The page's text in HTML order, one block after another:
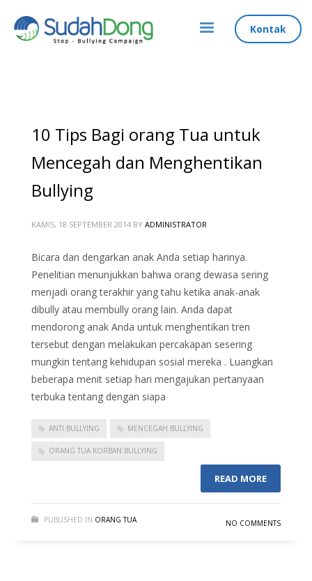
Kontak
10 Tips Bagi orang Tua untuk
Mencegah dan Menghentikan
Bullying
KAMIS, 18 SEPTEMBER 2014 BY ADMINISTRATOR
Bicara dan dengarkan anak Anda setiap harinya.
Penelitian menunjukkan bahwa orang dewasa sering
menjadi orang terakhir yang tahu ketika anak-anak
dibully atau membully orang lain. Anda dapat
mendorong anak Anda untuk menghentikan tren
tersebut dengan melakukan percakapan sesering
mungkin tentang kehidupan sosial mereka . Luangkan
beberapa menit setiap hari mengajukan pertanyaan
terbuka tentang dengan siapa
ANTI BULLYING MENCEGAH BULLYING
ORANG TUA KORBAN BULLYING
READ MORE
PUBLISHED IN ORANG TUA NO COMMENTS